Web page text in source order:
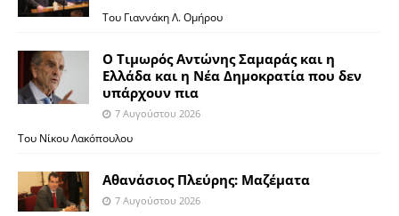
Του Γιαννάκη Λ. Ομήρου
Ο Τιμωρός Αντώνης Σαμαράς και η
Ελλάδα και η Νέα Δημοκρατία που δεν
υπάρχουν πια
7 Αυγούστου 2026
Του Νίκου Λακόπουλου
Αθανάσιος Πλεύρης: Μαζέματα
7 Αυγούστου 2026